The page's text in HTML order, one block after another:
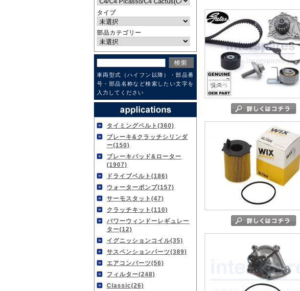
タイプ
部品カテゴリー
車両型式（ハイフン以降）・部品番
号・部品名称など検索したい文字を
入力してください
タイミングベルト(360)
ブレーキ&クラッチシリンダ
ー(150)
ブレーキパッド&ローター
(1907)
ドライブベルト(186)
ウォーターポンプ(157)
サーモスタット(47)
クラッチキット(110)
パワーウィンドーレギュレー
ター(12)
イグニッションコイル(35)
サスペンションパーツ(389)
エアコンパーツ(56)
フィルター(248)
Classic(26)